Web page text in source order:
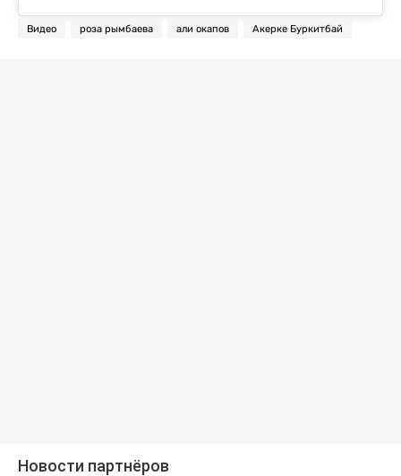
Видео роза рымбаева али окапов Акерке Буркитбай